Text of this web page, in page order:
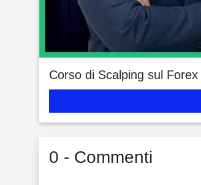
Corso di Scalping sul Forex
0 - Commenti